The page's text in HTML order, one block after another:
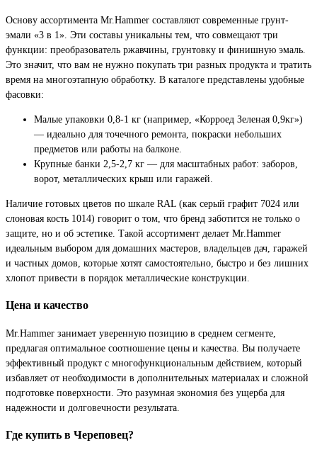
Основу ассортимента Mr.Hammer составляют современные грунт-
эмали «3 в 1». Эти составы уникальны тем, что совмещают три
функции: преобразователь ржавчины, грунтовку и финишную эмаль.
Это значит, что вам не нужно покупать три разных продукта и тратить
время на многоэтапную обработку. В каталоге представлены удобные
фасовки:
Малые упаковки 0,8-1 кг (например, «Корроед Зеленая 0,9кг»)
— идеально для точечного ремонта, покраски небольших
предметов или работы на балконе.
Крупные банки 2,5-2,7 кг — для масштабных работ: заборов,
ворот, металлических крыш или гаражей.
Наличие готовых цветов по шкале RAL (как серый графит 7024 или
слоновая кость 1014) говорит о том, что бренд заботится не только о
защите, но и об эстетике. Такой ассортимент делает Mr.Hammer
идеальным выбором для домашних мастеров, владельцев дач, гаражей
и частных домов, которые хотят самостоятельно, быстро и без лишних
хлопот привести в порядок металлические конструкции.
Цена и качество
Mr.Hammer занимает уверенную позицию в среднем сегменте,
предлагая оптимальное соотношение цены и качества. Вы получаете
эффективный продукт с многофункциональным действием, который
избавляет от необходимости в дополнительных материалах и сложной
подготовке поверхности. Это разумная экономия без ущерба для
надежности и долговечности результата.
Где купить в Череповец?